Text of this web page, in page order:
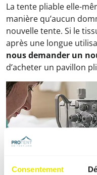
Consentement
La tente pliable elle-
manière qu’aucun
nouvelle tente. Si le
après une longue
nous demander un
d’acheter un pavillon